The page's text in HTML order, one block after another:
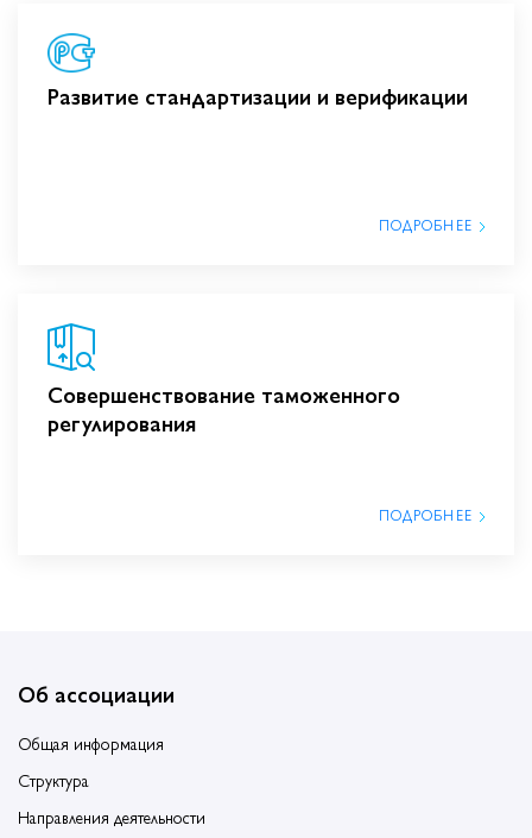
Развитие стандартизации и верификации
ПОДРОБНЕЕ
Совершенствование таможенного
регулирования
ПОДРОБНЕЕ
Об ассоциации
Общая информация
Структура
Направления деятельности